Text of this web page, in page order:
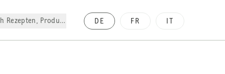
Rezepten, Produkte, etc. DE FR